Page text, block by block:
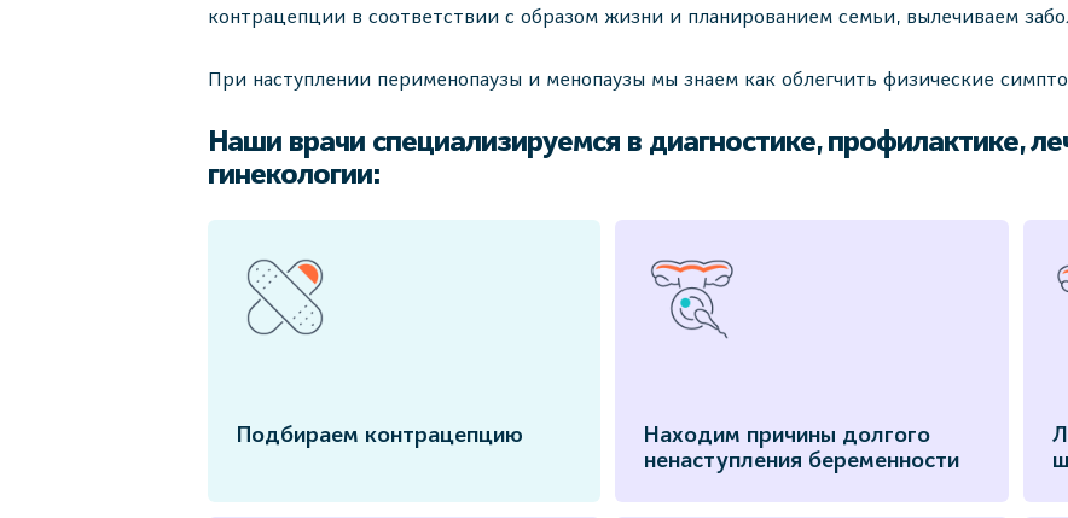
контрацепции в соответствии с образом жизни и планированием семьи, вылечиваем
При наступлении перименопаузы и менопаузы мы знаем как облегчить физические
Наши врачи специализируемся в диагностике, профилактике,
гинекологии:
Подбираем контрацепцию
Находим причины долгого
ненаступления беременности